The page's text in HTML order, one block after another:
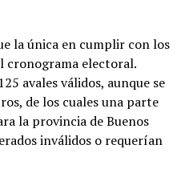
la única en cumplir con los
cronograma electoral.
avales válidos, aunque se
de los cuales una parte
la provincia de Buenos
inválidos o requerían